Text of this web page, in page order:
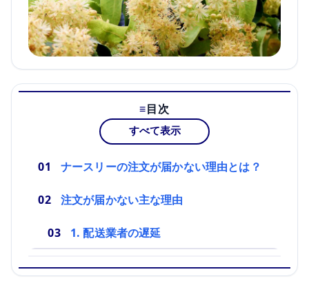
目次
すべて表示
ナースリーの注文が届かない理由とは？
注文が届かない主な理由
1. 配送業者の遅延